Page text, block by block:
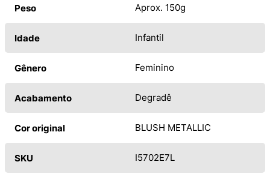
Peso Aprox. 150g
Idade Infantil
Gênero Feminino
Acabamento Degradê
Cor original BLUSH METALLIC
SKU I5702E7L